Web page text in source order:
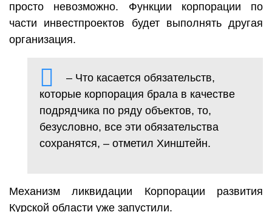
просто невозможно. Функции корпорации по
части инвестпроектов будет выполнять другая
организация.
– Что касается обязательств,
которые корпорация брала в качестве
подрядчика по ряду объектов, то,
безусловно, все эти обязательства
сохранятся, – отметил Хинштейн.
Механизм ликвидации Корпорации развития
Курской области уже запустили.